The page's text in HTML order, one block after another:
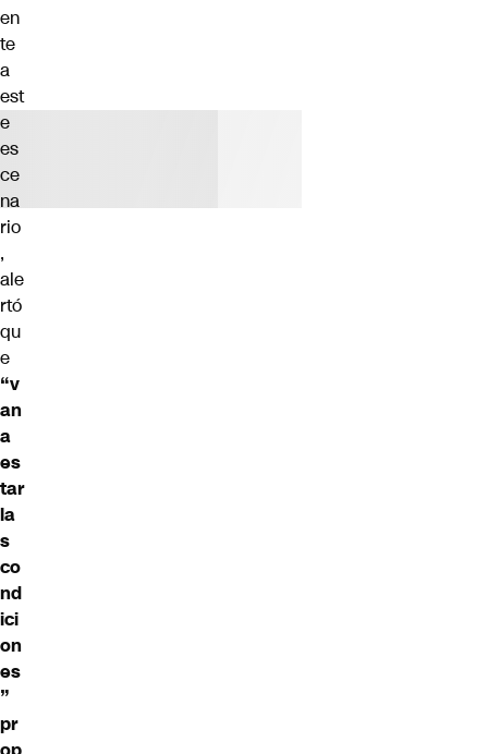
en
te
a
est
e
es
ce
na
rio
,
ale
rtó
qu
e
“v
an
a
es
tar
la
s
co
nd
ici
on
es
”
pr